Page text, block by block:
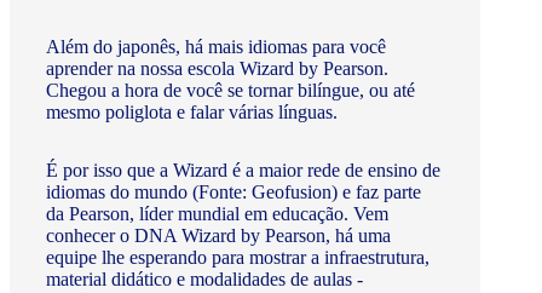
Além do japonês, há mais idiomas para você
aprender na nossa escola Wizard by Pearson.
Chegou a hora de você se tornar bilíngue, ou até
mesmo poliglota e falar várias línguas.
É por isso que a Wizard é a maior rede de ensino de
idiomas do mundo (Fonte: Geofusion) e faz parte
da Pearson, líder mundial em educação. Vem
conhecer o DNA Wizard by Pearson, há uma
equipe lhe esperando para mostrar a infraestrutura,
material didático e modalidades de aulas -